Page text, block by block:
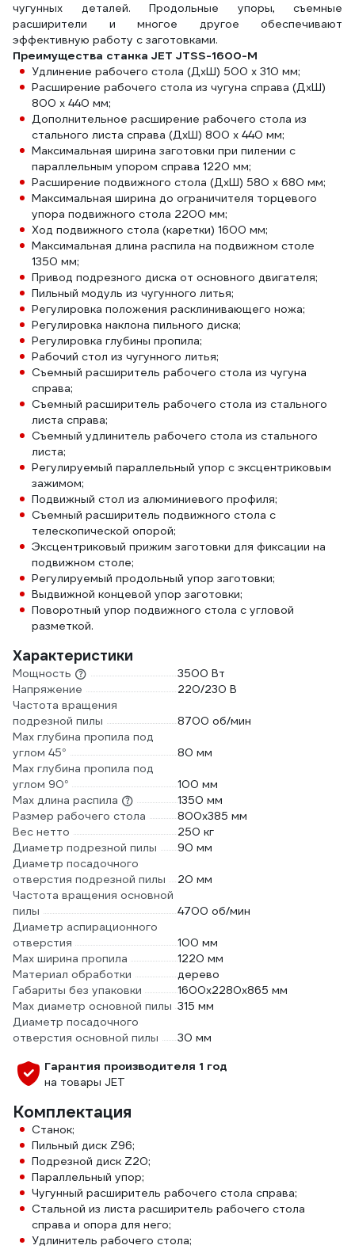
чугунных деталей. Продольные упоры, съемные
расширители и многое другое обеспечивают
эффективную работу с заготовками.
Преимущества станка JET JTSS-1600-M
Удлинение рабочего стола (ДхШ) 500 х 310 мм;
Расширение рабочего стола из чугуна справа (ДхШ)
800 х 440 мм;
Дополнительное расширение рабочего стола из
стального листа справа (ДхШ) 800 х 440 мм;
Максимальная ширина заготовки при пилении с
параллельным упором справа 1220 мм;
Расширение подвижного стола (ДхШ) 580 х 680 мм;
Максимальная ширина до ограничителя торцевого
упора подвижного стола 2200 мм;
Ход подвижного стола (каретки) 1600 мм;
Максимальная длина распила на подвижном столе
1350 мм;
Привод подрезного диска от основного двигателя;
Пильный модуль из чугунного литья;
Регулировка положения расклинивающего ножа;
Регулировка наклона пильного диска;
Регулировка глубины пропила;
Рабочий стол из чугунного литья;
Съемный расширитель рабочего стола из чугуна
справа;
Съемный расширитель рабочего стола из стального
листа справа;
Съемный удлинитель рабочего стола из стального
листа;
Регулируемый параллельный упор с эксцентриковым
зажимом;
Подвижный стол из алюминиевого профиля;
Съемный расширитель подвижного стола с
телескопической опорой;
Эксцентриковый прижим заготовки для фиксации на
подвижном столе;
Регулируемый продольный упор заготовки;
Выдвижной концевой упор заготовки;
Поворотный упор подвижного стола с угловой
разметкой.
Характеристики
Мощность
3500 Вт
Напряжение
220/230 В
Частота вращения
подрезной пилы
8700 об/мин
Max глубина пропила под
углом 45°
80 мм
Max глубина пропила под
углом 90°
100 мм
Max длина распила
1350 мм
Размер рабочего стола
800х385 мм
Вес нетто
250 кг
Диаметр подрезной пилы
90 мм
Диаметр посадочного
отверстия подрезной пилы
20 мм
Частота вращения основной
пилы
4700 об/мин
Диаметр аспирационного
отверстия
100 мм
Max ширина пропила
1220 мм
Материал обработки
дерево
Габариты без упаковки
1600х2280х865 мм
Max диаметр основной пилы 315 мм
Диаметр посадочного
отверстия основной пилы
30 мм
Гарантия производителя 1 год
на товары JET
Комплектация
Станок;
Пильный диск Z96;
Подрезной диск Z20;
Параллельный упор;
Чугунный расширитель рабочего стола справа;
Стальной из листа расширитель рабочего стола
справа и опора для него;
Удлинитель рабочего стола;